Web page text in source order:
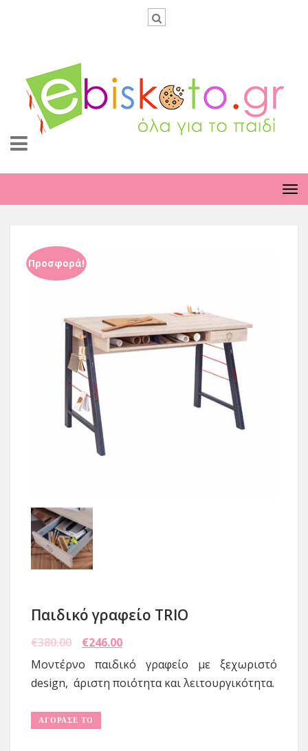
Προσφορά!
Παιδικό γραφείο TRIO
€380.00 €246.00
Μοντέρνο παιδικό γραφείο με ξεχωριστό
design, άριστη ποιότητα και λειτουργικότητα.
ΑΓΌΡΑΣΈ ΤΟ